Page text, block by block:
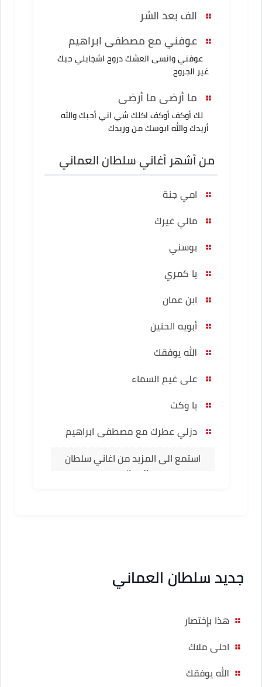
الف بعد الشر
عوفني مع مصطفى ابراهيم
عوفني وانسى العشك دروح اشجابلي حبك
غير الجروح
ما أرضى ما أرضى
لك أوكف أوكف اكلك شي اني أحبك والله
أريدك والله ابوسك من وريدك
من أشهر أغاني سلطان العماني
امي جنة
مالي غيرك
بوسني
يا كمري
ابن عمان
أبويه الحنين
الله يوفقك
على غيم السماء
يا وكت
دزلي عطرك مع مصطفى ابراهيم
استمع الى المزيد من اغاني سلطان
العماني
جديد سلطان العماني
هذا بإختصار
احلى ملاك
الله يوفقك